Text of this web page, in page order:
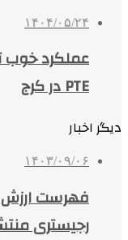
۱۴۰۴/۰۵/۲۴
عملکرد خوب
PTE در کرج
دیگر اخبار
۱۴۰۳/۰۹/۰۶
فهرست ارزش
رجیستری